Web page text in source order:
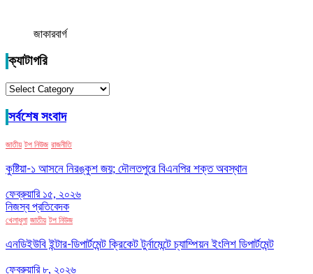
জাকারবার্গ
ক্যাটাগরি
ক্যাটাগরি
সর্বশেষ সংবাদ
জাতীয় টপ নিউজ রাজনীতি
কুষ্টিয়া-১ আসনে নিরঙ্কুশ জয়; দৌলতপুরে বিএনপির শক্ত অবস্থান
ফেব্রুয়ারি ১৫, ২০২৬
নিজস্ব প্রতিবেদক
খেলাধুলা জাতীয় টপ নিউজ
এনডিইউবি ইন্টার-ডিপার্টমেন্ট ক্রিকেট টুর্নামেন্টে চ্যাম্পিয়ন ইংলিশ ডিপার্টমেন্ট
ফেব্রুয়ারি ৮, ২০২৬